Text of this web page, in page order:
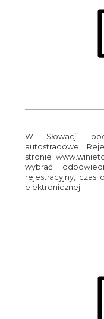
W Słowacji
autostradowe.
stronie
wybrać
rejestracyjny, czas
elektronicznej.